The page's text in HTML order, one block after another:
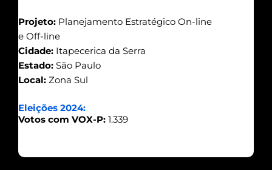
Projeto: Planejamento Estratégico On-line
e Off-line
Cidade: Itapecerica da Serra
Estado: São Paulo
Local: Zona Sul
Eleições 2024:
Votos com VOX-P: 1.339